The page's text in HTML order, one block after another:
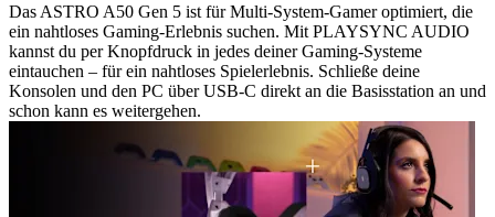
Das ASTRO A50 Gen 5 ist für Multi-System-Gamer optimiert, die
ein nahtloses Gaming-Erlebnis suchen. Mit PLAYSYNC AUDIO
kannst du per Knopfdruck in jedes deiner Gaming-Systeme
eintauchen – für ein nahtloses Spielerlebnis. Schließe deine
Konsolen und den PC über USB-C direkt an die Basisstation an und
schon kann es weitergehen.